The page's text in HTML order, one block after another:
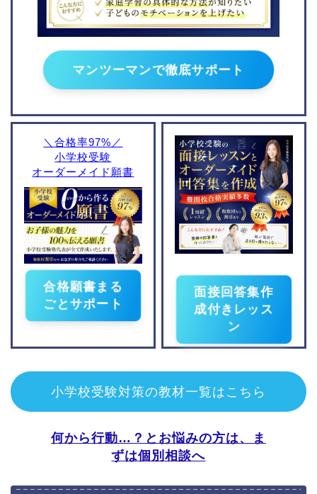
マンツーマンで徹底サポート
＼合格率97%／
小学校受験
オーダーメイド願書
合格願書まる
ごとサポート
面接回答集作
成付きレッス
ン
小学校受験対策の教材一覧はこちら
何から行動…？とお悩みの方は、ま
ずは個別相談へ
京都教育大学附属桃山小
ノートルダム学院小学校
京都女子大学附属小学校
同志社国際学院初等部
光華小学校
京都聖母学院小学校
京都文教小学校
一燈園小学校
同志社小学校
立命館小学校
福岡県
福岡教育大学附属福岡小
小学校情報
地域別小学校受験情報
東京 神奈川
大阪 京都
福岡